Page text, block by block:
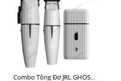
Combo Tông Đơ JRL GHOST 2 Limited Edition Chính Hãng USA